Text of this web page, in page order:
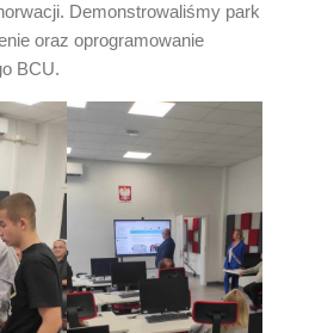
Demonstrowaliśmy park
oraz oprogramowanie
BCU.